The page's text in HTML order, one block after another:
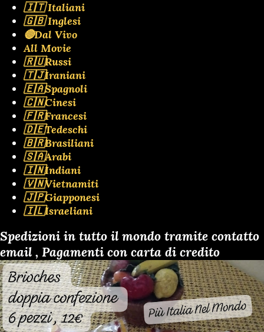
🇮🇹 Italiani
🇬🇧 Inglesi
🔴Dal Vivo
All Movie
🇷🇺Russi
🇹🇯Iraniani
🇪🇦Spagnoli
🇨🇳Cinesi
🇫🇷Francesi
🇩🇪Tedeschi
🇧🇷Brasiliani
🇸🇦Arabi
🇮🇳Indiani
🇻🇳Vietnamiti
🇯🇵Giapponesi
🇮🇱Israeliani
Spedizioni in tutto il mondo tramite contatto
email , Pagamenti con carta di credito